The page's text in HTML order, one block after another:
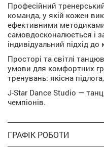
Професійний
команда, у якій кожен
ефективними
самовдосконалюється і
індивідуальний підхід
Просторі та світлі
умови для комфортних
тренувань: якісна
J-Star Dance Studio —
чемпіонів.
ГРАФІК РОБОТИ